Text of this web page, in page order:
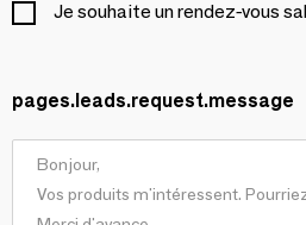
Je souhaite un rendez-vous
pages.leads.request.message